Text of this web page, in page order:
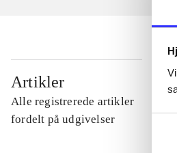
Artikler
Alle registrerede artikler
fordelt på udgivelser